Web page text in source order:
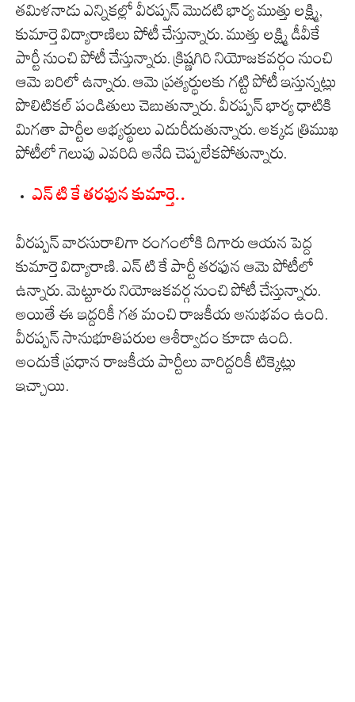
తమిళనాడు ఎన్నికల్లో వీరప్పన్ మొదటి భార్య ముత్తు లక్ష్మి,
కుమార్తె విద్యారాణిలు పోటీ చేస్తున్నారు. ముత్తు లక్ష్మి డీవీకే
పార్టీ నుంచి పోటీ చేస్తున్నారు. క్రిష్ణగిరి నియోజకవర్గం నుంచి
ఆమె బరిలో ఉన్నారు. ఆమె ప్రత్యర్థులకు గట్టి పోటీ ఇస్తున్నట్లు
పొలిటికల్ పండితులు చెబుతున్నారు. వీరప్పన్ భార్య ధాటికి
మిగతా పార్టీల అభ్యర్థులు ఎదురీదుతున్నారు. అక్కడ త్రిముఖ
పోటీలో గెలుపు ఎవరిది అనేది చెప్పలేకపోతున్నారు.
ఎన్ టి కే తరఫున కుమార్తె..
వీరప్పన్ వారసురాలిగా రంగంలోకి దిగారు ఆయన పెద్ద
కుమార్తె విద్యారాణి. ఎన్ టి కే పార్టీ తరఫున ఆమె పోటీలో
ఉన్నారు. మెట్టూరు నియోజకవర్గ నుంచి పోటీ చేస్తున్నారు.
అయితే ఈ ఇద్దరికీ గత మంచి రాజకీయ అనుభవం ఉంది.
వీరప్పన్ సానుభూతిపరుల ఆశీర్వాదం కూడా ఉంది.
అందుకే ప్రధాన రాజకీయ పార్టీలు వారిద్దరికీ టిక్కెట్లు
ఇచ్చాయి.